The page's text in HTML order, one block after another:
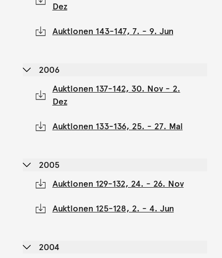
Dez
Auktionen 143-147, 7. - 9. Jun
2006
Auktionen 137-142, 30. Nov - 2.
Dez
Auktionen 133-136, 25. - 27. Mai
2005
Auktionen 129-132, 24. - 26. Nov
Auktionen 125-128, 2. - 4. Jun
2004